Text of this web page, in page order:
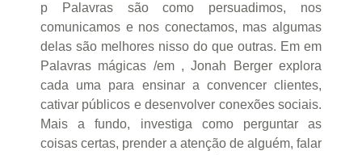
p Palavras são como persuadimos, nos
comunicamos e nos conectamos, mas algumas
delas são melhores nisso do que outras. Em em
Palavras mágicas /em , Jonah Berger explora
cada uma para ensinar a convencer clientes,
cativar públicos e desenvolver conexões sociais.
Mais a fundo, investiga como perguntar as
coisas certas, prender a atenção de alguém, falar